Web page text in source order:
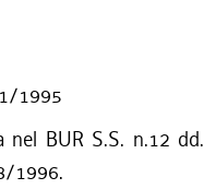
1995
BUR S.S. n.12 dd.
1996.